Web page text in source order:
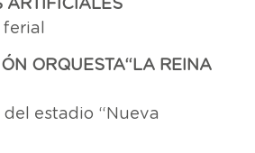
ferial
ORQUESTA“LA REINA
estadio “Nueva